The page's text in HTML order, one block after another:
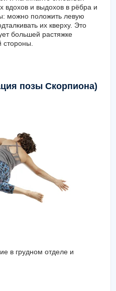
вдохов и выдохов в рёбра и
можно положить левую
их кверху. Это
большей растяжке
позы Скорпиона)
в грудном отделе и